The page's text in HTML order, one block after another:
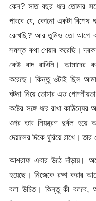
কেন? সাত বছর ধরে তোমার
পারবে যে, কোনো একটা বিশেষ
রেখেছি? আর তুমিও তো আগে
সমস্ত কথা শেয়ার করেছি।
কেউ বাদ রাখিনি। আমাদের
করেছে। কিন্তু ওটাই ছিল
ঘটনা নিয়ে তোমার এত
কষ্টের সঙ্গে ধরে রাখা
ওপর তার নিয়ন্ত্রণ দুর্বল
দেয়ালের দিকে ঘুরিয়ে রাখে।
আশরাফ এবার উঠে দাঁড়ায়।
হয়েছে। নিজেকে রক্ষা করার
বলা উচিত। কিন্তু কী বলবে,